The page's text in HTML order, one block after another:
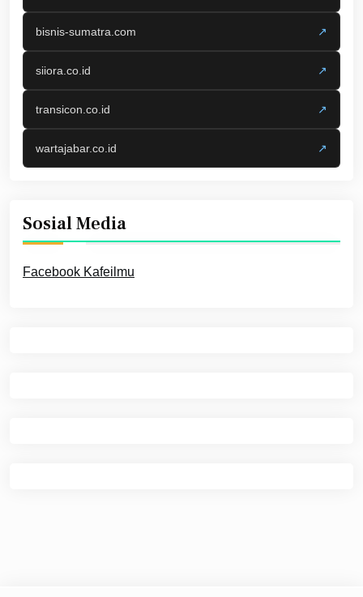
bisnis-sumatra.com ↗
siiora.co.id ↗
transicon.co.id ↗
wartajabar.co.id ↗
Sosial Media
Facebook Kafeilmu